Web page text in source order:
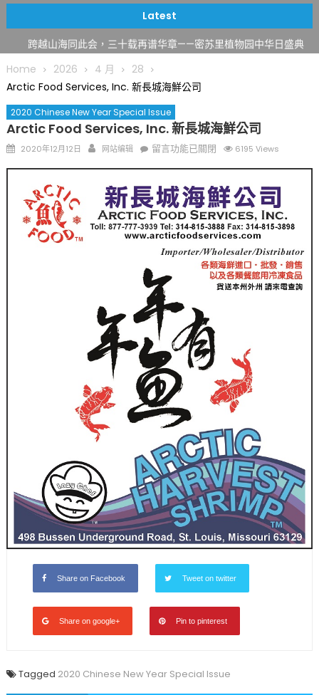
Latest
筝声与琴韵交汇：刘励(Li Statler)与钢琴家Darek演绎一场古筝
跨越山海同此会，三十载再谱华章——密苏里植物园中华日盛典
圣路易龙舟俱乐部5月16日龙舟体验日 邀请各界亲身体验划行乐
趣 + 水上竞速魅力
三十二载跨越时空的相逢
执掌密苏里植物园近四十年 致力推动全球植物多样性研究与中美
合作 Peter Raven 博士逝世 享年89岁
一晃三十年，初夏又相逢。中华日，等你来赴约 —— 密苏里植物
园“中华日三十周年特别报道（五）
筝声与琴韵交汇：刘励(Li Statler)与钢琴家Darek演绎一场古筝
与钢琴的精彩对话
Home 2026 4 月
28
Arctic Food Services, Inc. 新長城海鮮公司
2020 Chinese New Year Special Issue
Arctic Food Services, Inc. 新長城海鮮公司
Posted
2020年12月12日 Author
网站编辑
在
Services,
Inc.
新
海
鮮
公
司〉
中
留言功能已關閉 6195 Views
Share on Facebook Tweet on twitter
Share on google+ Pin to pinterest
Tagged 2020 Chinese New Year Special Issue